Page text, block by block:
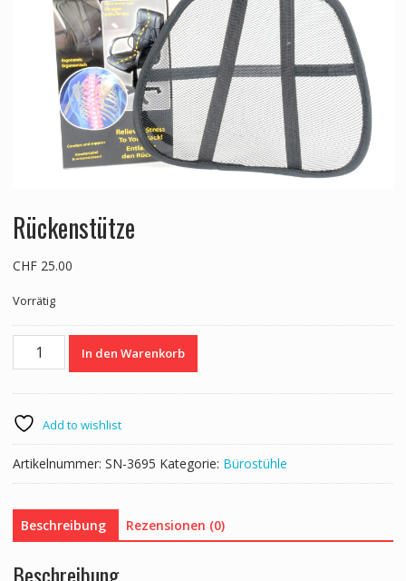
Rückenstütze
CHF25.00
Vorrätig
Rückenstütze
In den Warenkorb
Add to wishlist
Artikelnummer: SN-3695 Kategorie: Bürostühle
Beschreibung Rezensionen (0)